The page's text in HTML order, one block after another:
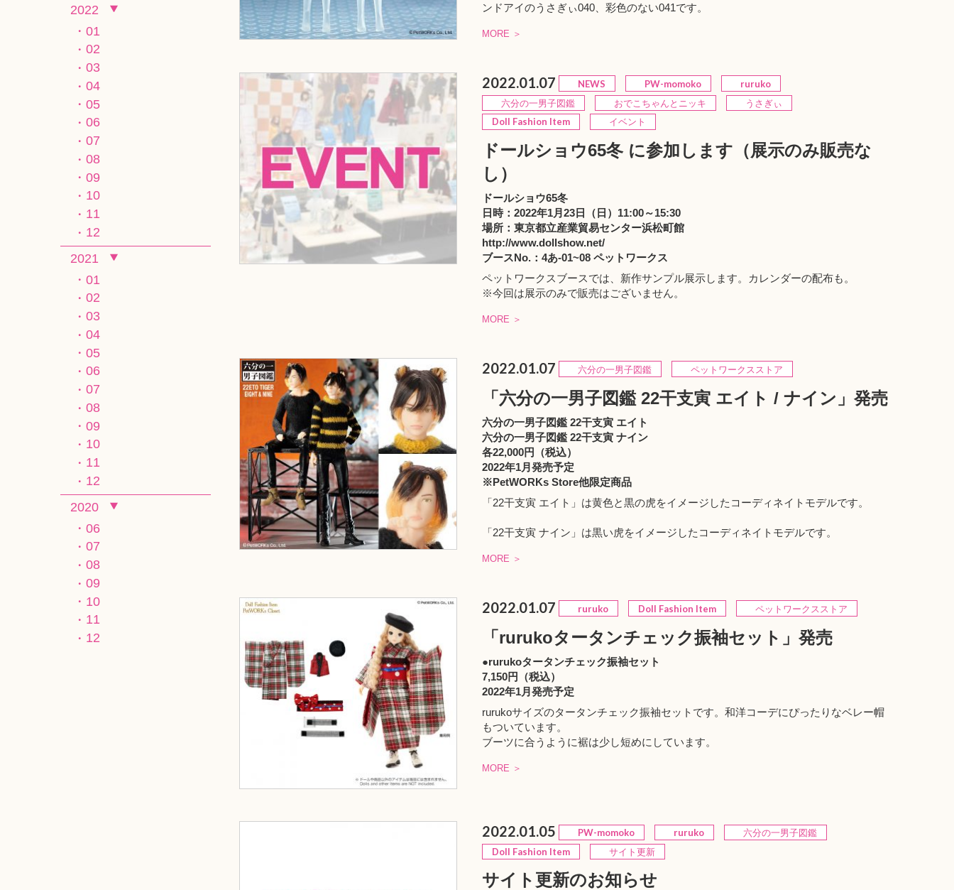
ンドアイのうさぎぃ040、彩色のない041です。
MORE ＞
2022.01.07 NEWS PW-momoko
ruruko
六分の一男子図鑑
おでこちゃんとニッキ
うさぎぃ
Doll Fashion Item
イベント
ドールショウ65冬 に参加します（展示のみ販売な
し）
ドールショウ65冬
日時：2022年1月23日（日）11:00～15:30
場所：東京都立産業貿易センター浜松町館
http://www.dollshow.net/
ブースNo.：4あ-01~08 ペットワークス
ペットワークスブースでは、新作サンプル展示します。カレンダーの配布も。
※今回は展示のみで販売はございません。
MORE ＞
2022.01.07 六分の一男子図鑑 ペットワークスストア
「六分の一男子図鑑 22干支寅 エイト / ナイン」発売
六分の一男子図鑑 22干支寅 エイト
六分の一男子図鑑 22干支寅 ナイン
各22,000円（税込）
2022年1月発売予定
※PetWORKs Store他限定商品
「22干支寅 エイト」は黄色と黒の虎をイメージしたコーディネイトモデルです。
「22干支寅 ナイン」は黒い虎をイメージしたコーディネイトモデルです。
MORE ＞
2022.01.07 ruruko Doll Fashion Item ペットワークスストア
「rurukoタータンチェック振袖セット」発売
●rurukoタータンチェック振袖セット
7,150円（税込）
2022年1月発売予定
rurukoサイズのタータンチェック振袖セットです。和洋コーデにぴったりなベレー帽
もついています。
ブーツに合うように裾は少し短めにしています。
MORE ＞
2022.01.05 PW-momoko ruruko
六分の一男子図鑑
Doll Fashion Item
サイト更新
サイト更新のお知らせ
2022
01
02
03
04
05
06
07
08
09
10
11
12
2021
01
02
03
04
05
06
07
08
09
10
11
12
2020
06
07
08
09
10
11
12